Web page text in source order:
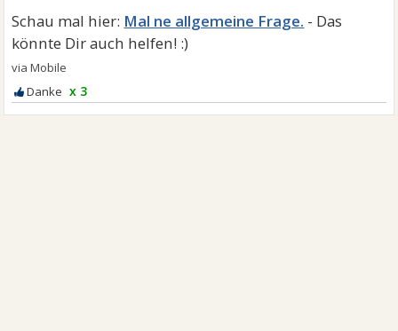
Mal ne allgemeine Frage.
x 3